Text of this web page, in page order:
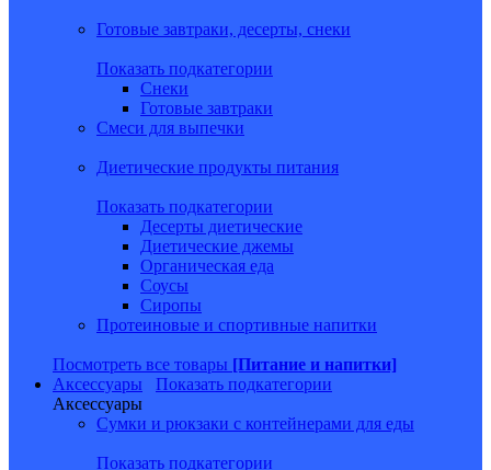
Готовые завтраки, десерты, снеки
Показать подкатегории
Снеки
Готовые завтраки
Смеси для выпечки
Диетические продукты питания
Показать подкатегории
Десерты диетические
Диетические джемы
Органическая еда
Соусы
Сиропы
Протеиновые и спортивные напитки
Посмотреть все товары [Питание и напитки]
Аксессуары
Показать подкатегории
Аксессуары
Сумки и рюкзаки с контейнерами для еды
Показать подкатегории